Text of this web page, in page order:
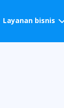
Layanan bisnis